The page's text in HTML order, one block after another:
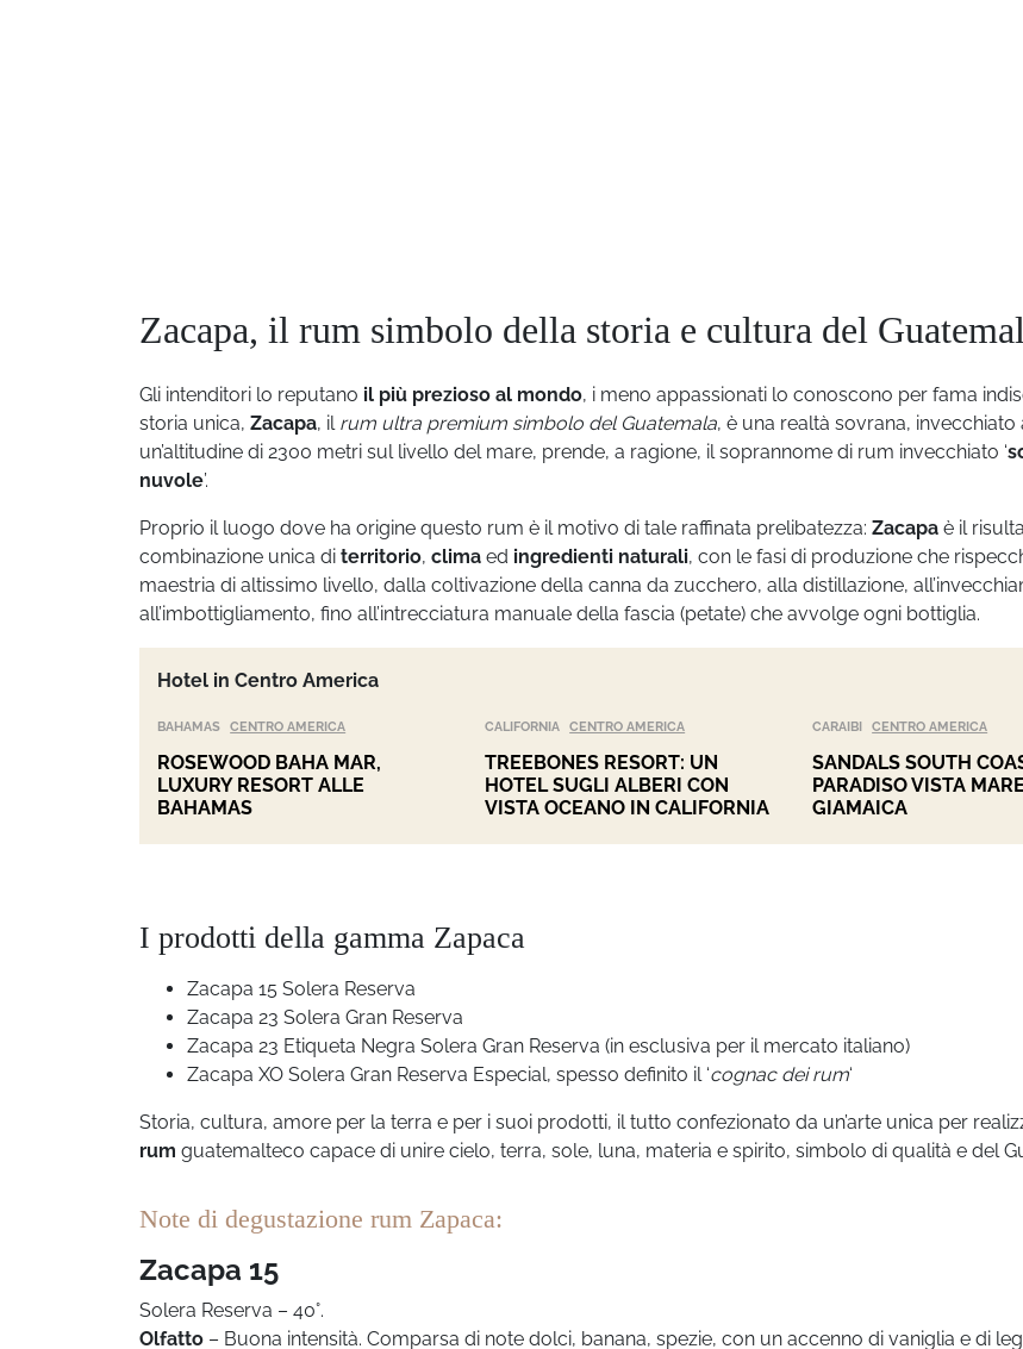
Zacapa, il rum simbolo della storia e cultura del
Gli intenditori lo reputano il più prezioso al mondo, i meno appassionati lo conoscono per fama
storia unica, Zacapa, il rum ultra premium simbolo del Guatemala, è una realtà sovrana, invecchiato
un’altitudine di 2300 metri sul livello del mare, prende, a ragione, il soprannome di rum invecchiato ‘
nuvole’.
Proprio il luogo dove ha origine questo rum è il motivo di tale raffinata prelibatezza: Zacapa è il
combinazione unica di territorio, clima ed ingredienti naturali, con le fasi di produzione che
maestria di altissimo livello, dalla coltivazione della canna da zucchero, alla distillazione,
all’imbottigliamento, fino all’intrecciatura manuale della fascia (petate) che avvolge ogni bottiglia.
Hotel in Centro America
BAHAMAS CENTRO AMERICA
ROSEWOOD BAHA MAR,
LUXURY RESORT ALLE
BAHAMAS
CALIFORNIA CENTRO AMERICA
TREEBONES RESORT: UN
HOTEL SUGLI ALBERI CON
VISTA OCEANO IN CALIFORNIA
CARAIBI CENTRO AMERICA
SANDALS SOUTH
PARADISO VISTA
GIAMAICA
I prodotti della gamma Zapaca
Zacapa 15 Solera Reserva
Zacapa 23 Solera Gran Reserva
Zacapa 23 Etiqueta Negra Solera Gran Reserva (in esclusiva per il mercato italiano)
Zacapa XO Solera Gran Reserva Especial, spesso definito il ‘cognac dei rum‘
Storia, cultura, amore per la terra e per i suoi prodotti, il tutto confezionato da un’arte unica per
rum guatemalteco capace di unire cielo, terra, sole, luna, materia e spirito, simbolo di qualità e del
Note di degustazione rum Zapaca:
Zacapa 15
Solera Reserva – 40°.
Olfatto – Buona intensità. Comparsa di note dolci, banana, spezie, con un accenno di vaniglia e di